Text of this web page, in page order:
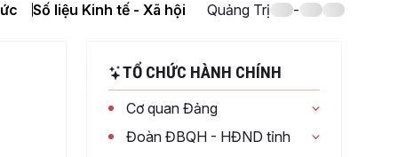
Số liệu Kinh tế - Xã hội Quảng Trị -
TỔ CHỨC HÀNH CHÍNH
Cơ quan Đảng
Thường trực Tỉnh ủy
Đoàn ĐBQH - HĐND tỉnh